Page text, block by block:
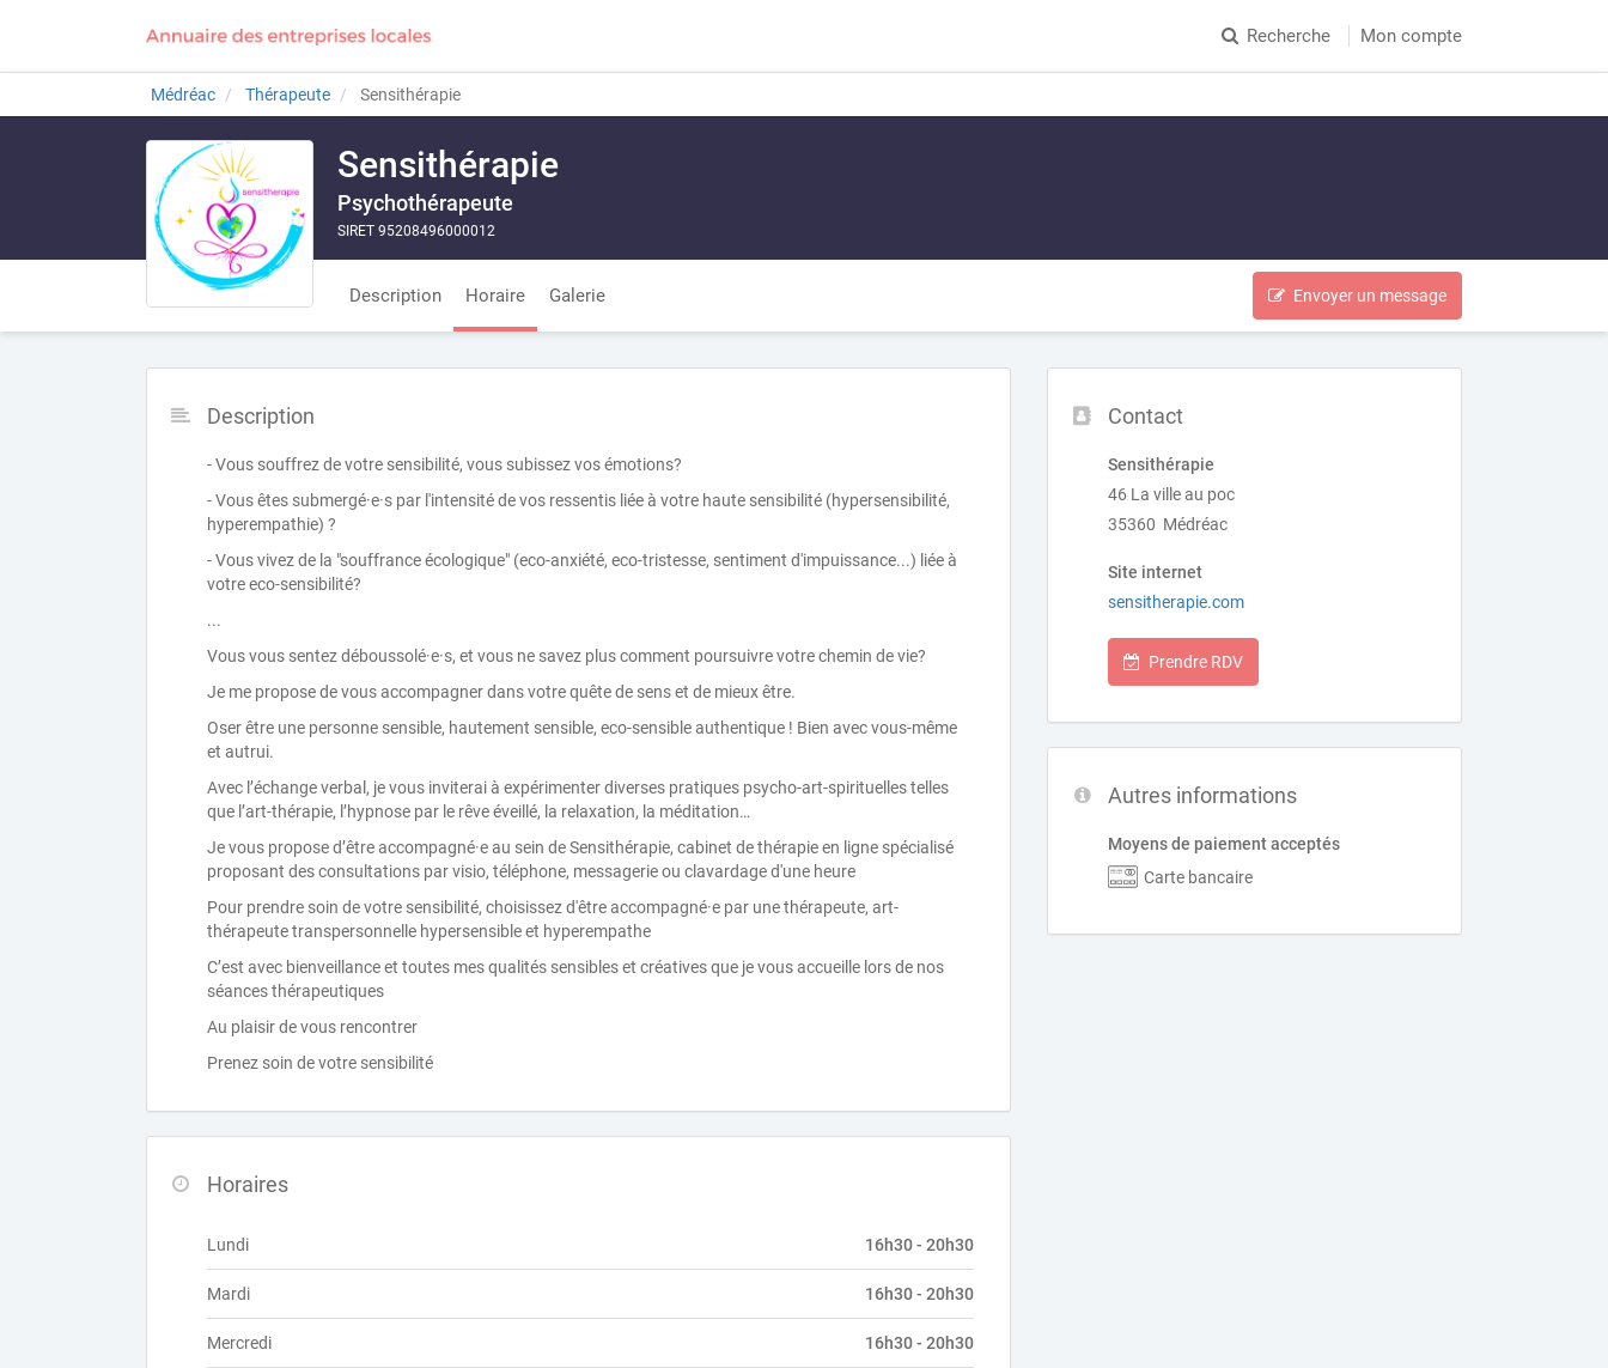
Recherche Mon compte
Médréac Thérapeute Sensithérapie
Sensithérapie
Psychothérapeute
SIRET 95208496000012
Description Horaire Galerie Envoyer un message
Contact
Sensithérapie
46 La ville au poc
35360 Médréac
Site internet
sensitherapie.com
Prendre RDV
Autres informations
Moyens de paiement acceptés
Carte bancaire
Description
- Vous souffrez de votre sensibilité, vous subissez vos émotions?
- Vous êtes submergé·e·s par l'intensité de vos ressentis liée à votre haute sensibilité (hypersensibilité,
hyperempathie) ?
- Vous vivez de la "souffrance écologique" (eco-anxiété, eco-tristesse, sentiment d'impuissance...) liée à
votre eco-sensibilité?
...
Vous vous sentez déboussolé·e·s, et vous ne savez plus comment poursuivre votre chemin de vie?
Je me propose de vous accompagner dans votre quête de sens et de mieux être.
Oser être une personne sensible, hautement sensible, eco-sensible authentique ! Bien avec vous-même
et autrui.
Avec l’échange verbal, je vous inviterai à expérimenter diverses pratiques psycho-art-spirituelles telles
que l’art-thérapie, l’hypnose par le rêve éveillé, la relaxation, la méditation…
Je vous propose d’être accompagné·e au sein de Sensithérapie, cabinet de thérapie en ligne spécialisé
proposant des consultations par visio, téléphone, messagerie ou clavardage d'une heure
Pour prendre soin de votre sensibilité, choisissez d'être accompagné·e par une thérapeute, art-
thérapeute transpersonnelle hypersensible et hyperempathe
C’est avec bienveillance et toutes mes qualités sensibles et créatives que je vous accueille lors de nos
séances thérapeutiques
Au plaisir de vous rencontrer
Prenez soin de votre sensibilité
Horaires
Lundi 16h30 - 20h30
Mardi 16h30 - 20h30
Mercredi 16h30 - 20h30